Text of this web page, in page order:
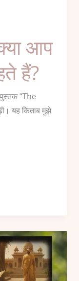
आप
हैं?
पुस्तक “The
यह किताब मुझे